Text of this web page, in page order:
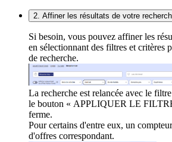
2. Affiner les résultats de votre
Si besoin, vous pouvez affiner les
en sélectionnant des filtres et critères
de recherche.
La recherche est relancée avec le
le bouton « APPLIQUER LE
ferme.
Pour certains d'entre eux, un
d'offres correspondant.